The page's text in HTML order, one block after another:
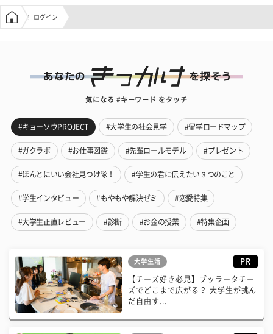
学生の窓口トップ
ログイン
気になる #キーワード をタッチ
#キョーソウPROJECT #大学生の社会見学 #留学ロードマップ
#ガクラボ #お仕事図鑑 #先輩ロールモデル #プレゼント
#ほんとにいい会社見つけ隊！ #学生の君に伝えたい３つのこと
#学生インタビュー #もやもや解決ゼミ #恋愛特集
#大学生正直レビュー #診断 #お金の授業 #特集企画
大学生活 PR
【チーズ好き必見】ブッラータチー
ズでどこまで広がる？ 大学生が挑ん
だ自由す...